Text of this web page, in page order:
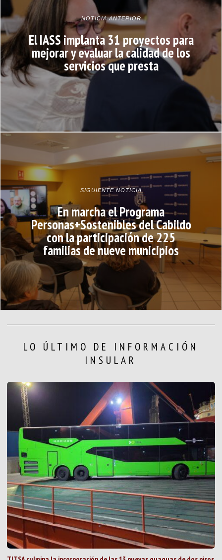
NOTICIA ANTERIOR
El IASS implanta 31 proyectos para
mejorar y evaluar la calidad de los
servicios que presta
SIGUIENTE NOTICIA
En marcha el Programa
Personas+Sostenibles del Cabildo
con la participación de 225
familias de nueve municipios
LO ÚLTIMO DE INFORMACIÓN
INSULAR